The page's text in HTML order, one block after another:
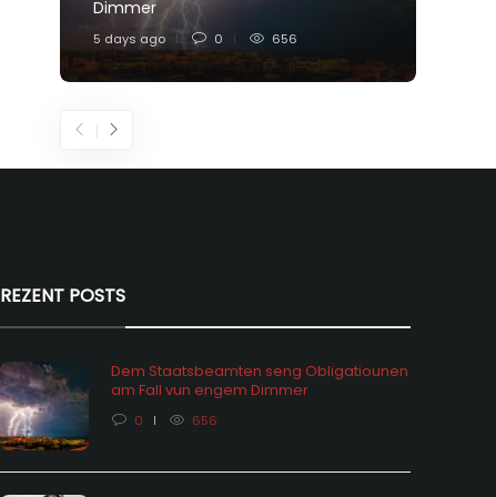
Dimmer
5 days ago 0 656
REZENT POSTS
Dem Staatsbeamten seng Obligatiounen
am Fall vun engem Dimmer
0 656